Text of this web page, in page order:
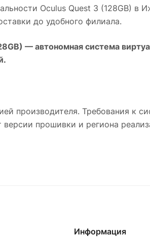
Oculus Quest 3 (128GB) в
до удобного филиала.
— автономная система
производителя. Требования к
прошивки и региона
Информация